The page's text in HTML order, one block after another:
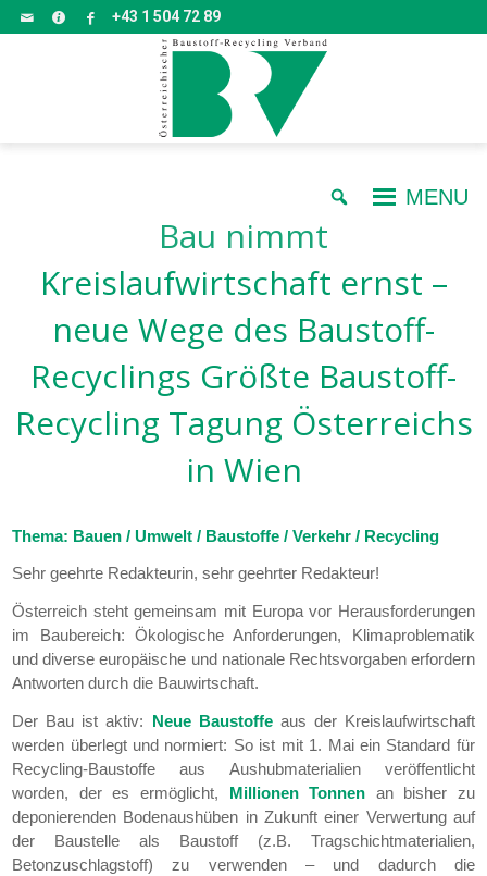
+43 1 504 72 89
MENU
Bau nimmt
Kreislaufwirtschaft ernst –
neue Wege des Baustoff-
Recyclings Größte Baustoff-
Recycling Tagung Österreichs
in Wien
Thema: Bauen / Umwelt / Baustoffe / Verkehr / Recycling
Sehr geehrte Redakteurin, sehr geehrter Redakteur!
Österreich steht gemeinsam mit Europa vor Herausforderungen
im Baubereich: Ökologische Anforderungen, Klimaproblematik
und diverse europäische und nationale Rechtsvorgaben erfordern
Antworten durch die Bauwirtschaft.
Der Bau ist aktiv: Neue Baustoffeaus der Kreislaufwirtschaft
werden überlegt und normiert: So ist mit 1. Mai ein Standard für
Recycling-Baustoffe aus Aushubmaterialien veröffentlicht
worden, der es ermöglicht, Millionen Tonnen an bisher zu
deponierenden Bodenaushüben in Zukunft einer Verwertung auf
der Baustelle als Baustoff (z.B. Tragschichtmaterialien,
Betonzuschlagstoff) zu verwenden – und dadurch die